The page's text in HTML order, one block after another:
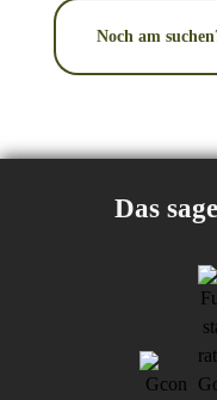
Noch am
Das